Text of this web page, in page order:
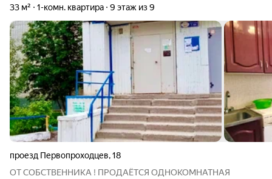
33 м² 1-комн. квартира 9 этаж из 9
проезд Первопроходцев,18
ОТ СОБСТВЕННИКА ! ПРОДАЁТСЯ ОДНОКОМНАТНАЯ